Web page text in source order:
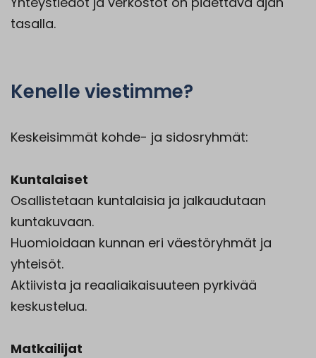
tasalla.
Kenelle viestimme?
Keskeisimmät kohde- ja sidosryhmät:
Kuntalaiset
Osallistetaan kuntalaisia ja jalkaudutaan
kuntakuvaan.
Huomioidaan kunnan eri väestöryhmät ja
yhteisöt.
Aktiivista ja reaaliaikaisuuteen pyrkivää
keskustelua.
Matkailijat